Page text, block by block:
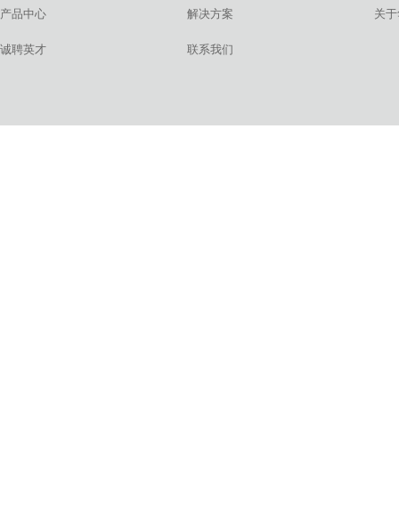
产品中心 解决方案 关
诚聘英才 联系我们